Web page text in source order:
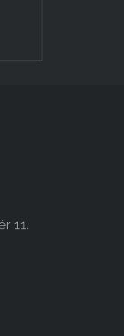
11.